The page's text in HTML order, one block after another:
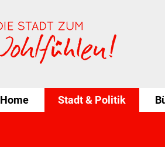
Home Stadt & Politik